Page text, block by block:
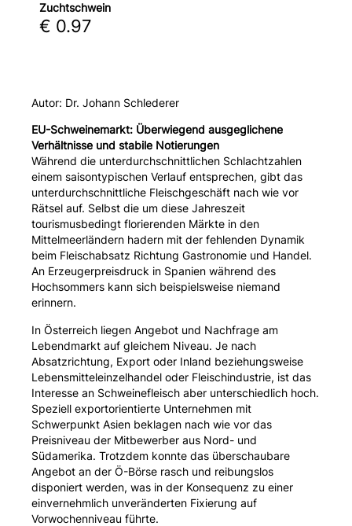
Zuchtschwein
€ 0.97
Autor: Dr. Johann Schlederer
EU-Schweinemarkt: Überwiegend ausgeglichene
Verhältnisse und stabile Notierungen
Während die unterdurchschnittlichen Schlachtzahlen
einem saisontypischen Verlauf entsprechen, gibt das
unterdurchschnittliche Fleischgeschäft nach wie vor
Rätsel auf. Selbst die um diese Jahreszeit
tourismusbedingt florierenden Märkte in den
Mittelmeerländern hadern mit der fehlenden Dynamik
beim Fleischabsatz Richtung Gastronomie und Handel.
An Erzeugerpreisdruck in Spanien während des
Hochsommers kann sich beispielsweise niemand
erinnern.
In Österreich liegen Angebot und Nachfrage am
Lebendmarkt auf gleichem Niveau. Je nach
Absatzrichtung, Export oder Inland beziehungsweise
Lebensmitteleinzelhandel oder Fleischindustrie, ist das
Interesse an Schweinefleisch aber unterschiedlich hoch.
Speziell exportorientierte Unternehmen mit
Schwerpunkt Asien beklagen nach wie vor das
Preisniveau der Mitbewerber aus Nord- und
Südamerika. Trotzdem konnte das überschaubare
Angebot an der Ö-Börse rasch und reibungslos
disponiert werden, was in der Konsequenz zu einer
einvernehmlich unveränderten Fixierung auf
Vorwochenniveau führte.